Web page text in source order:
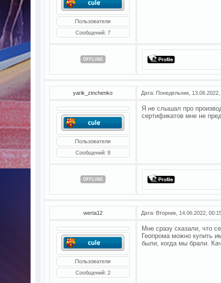
Пользователи
Сообщений: 7
OFFLINE
yarik_zinchenko Дата: Понедельник,
Пользователи
Сообщений: 8
Я не слышал про
сертификатов мне не
OFFLINE
werta12 Дата: Вторник, 14.06.2022,
Пользователи
Сообщений: 2
Мне сразу сказали, что
Геопрома можно купить
были, когда мы брали.